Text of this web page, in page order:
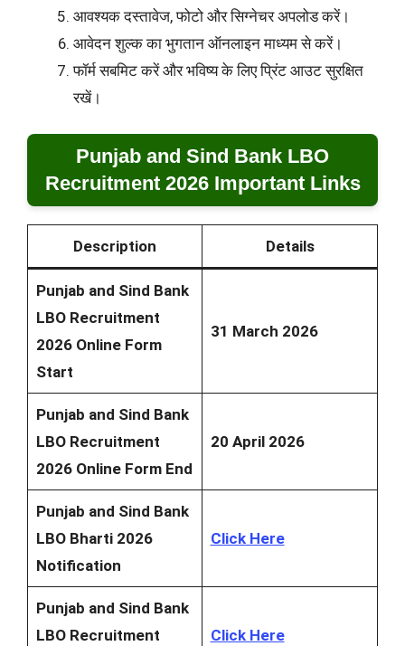
आवश्यक दस्तावेज, फोटो और सिग्नेचर अपलोड करें।
आवेदन शुल्क का भुगतान ऑनलाइन माध्यम से करें।
फॉर्म सबमिट करें और भविष्य के लिए प्रिंट आउट सुरक्षित
रखें।
Punjab and Sind Bank LBO
Recruitment 2026 Important Links
Description Details
Punjab and Sind Bank
LBO Recruitment
2026 Online Form
Start
31 March 2026
Punjab and Sind Bank
LBO Recruitment
2026 Online Form End
20 April 2026
Punjab and Sind Bank
LBO Bharti 2026
Notification
Click Here
Punjab and Sind Bank
LBO Recruitment
Click Here